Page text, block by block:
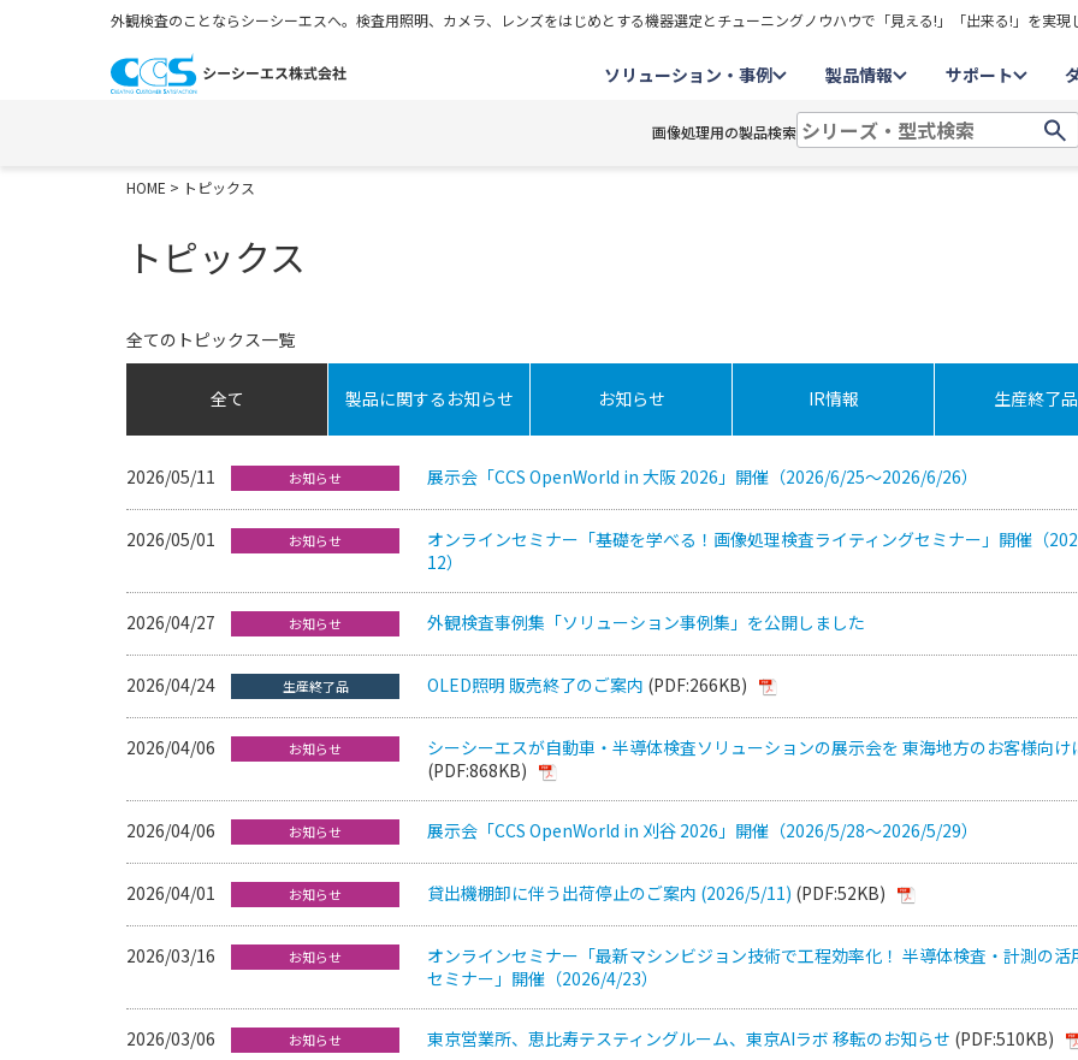
外観検査のことならシーシーエスへ。検査用照明、カメラ、レンズをはじめとする機器選定とチューニングノウハウで「見える!」「出来る!」を実現
ソリューション・事例 製品情報 サポート
画像処理用の製品検索
HOME > トピックス
トピックス
全てのトピックス一覧
全て 製品に関するお知らせ お知らせ IR情報 生産終了品
2026/05/11 お知らせ 展示会「CCS OpenWorld in 大阪 2026」開催（2026/6/25～2026/6/26）
2026/05/01 お知らせ
オンラインセミナー「基礎を学べる！画像処理検査ライティングセミナー」開催（
12）
2026/04/27 お知らせ 外観検査事例集「ソリューション事例集」を公開しました
2026/04/24 生産終了品 OLED照明 販売終了のご案内 (PDF:266KB)
2026/04/06 お知らせ
シーシーエスが自動車・半導体検査ソリューションの展示会を 東海地方のお客様向け
(PDF:868KB)
2026/04/06 お知らせ 展示会「CCS OpenWorld in 刈谷 2026」開催（2026/5/28～2026/5/29）
2026/04/01 お知らせ 貸出機棚卸に伴う出荷停止のご案内 (2026/5/11) (PDF:52KB)
2026/03/16 お知らせ
オンラインセミナー「最新マシンビジョン技術で工程効率化！ 半導体検査・計測の活
セミナー」開催（2026/4/23）
2026/03/06 お知らせ 東京営業所、恵比寿テスティングルーム、東京AIラボ 移転のお知らせ (PDF:510KB)